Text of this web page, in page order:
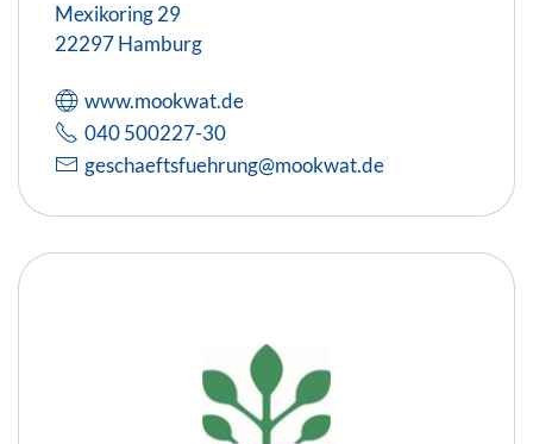
Mexikoring 29
22297 Hamburg
www.mookwat.de
040 500227-30
geschaeftsfuehrung@mookwat.de